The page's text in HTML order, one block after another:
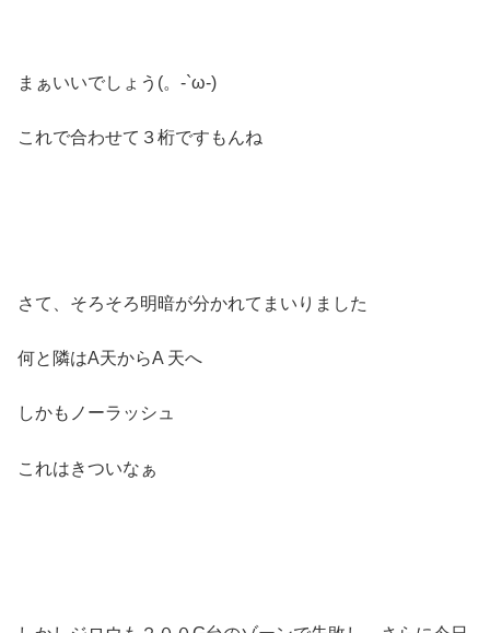
まぁいいでしょう(。-`ω-)
これで合わせて３桁ですもんね
さて、そろそろ明暗が分かれてまいりました
何と隣はA天からA 天へ
しかもノーラッシュ
これはきついなぁ